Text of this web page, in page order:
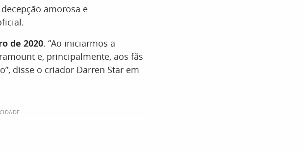
amorosa e
de 2020. “Ao iniciarmos a
e, principalmente, aos fãs
disse o criador Darren Star em